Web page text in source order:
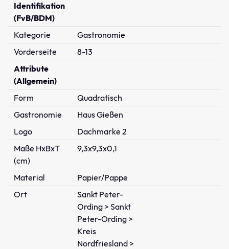
Identifikation
(FvB/BDM)
Kategorie
Gastronomie
Vorderseite
8-13
Attribute
(Allgemein)
Form
Quadratisch
Gastronomie
Haus Gießen
Logo
Dachmarke 2
Maße HxBxT
(cm)
9,3x9,3x0,1
Material
Papier/Pappe
Ort
Sankt Peter-
Ording > Sankt
Peter-Ording >
Kreis
Nordfriesland >